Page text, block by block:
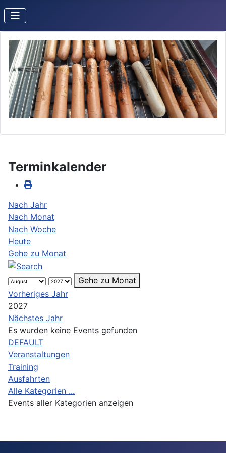
Terminkalender
Nach Jahr
Nach Monat
Nach Woche
Heute
Gehe zu Monat
Gehe zu Monat
Vorheriges Jahr
2027
Nächstes Jahr
Es wurden keine Events gefunden
Limite der Paginierungsliste
DEFAULT
Veranstaltungen
Training
Ausfahrten
Alle Kategorien ...
Events aller Kategorien anzeigen